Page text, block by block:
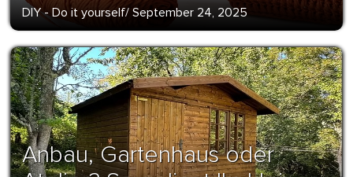
DIY - Do it yourself/ September 24, 2025
Anbau, Gartenhaus oder